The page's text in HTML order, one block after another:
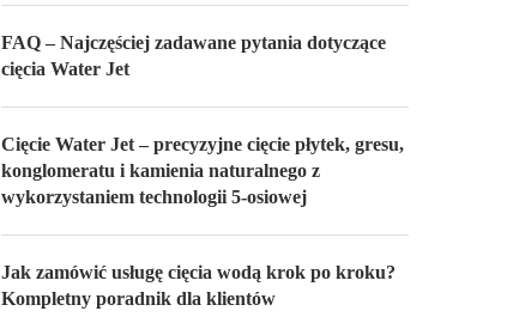
FAQ – Najczęściej zadawane pytania dotyczące
cięcia Water Jet
Cięcie Water Jet – precyzyjne cięcie płytek, gresu,
konglomeratu i kamienia naturalnego z
wykorzystaniem technologii 5-osiowej
Jak zamówić usługę cięcia wodą krok po kroku?
Kompletny poradnik dla klientów